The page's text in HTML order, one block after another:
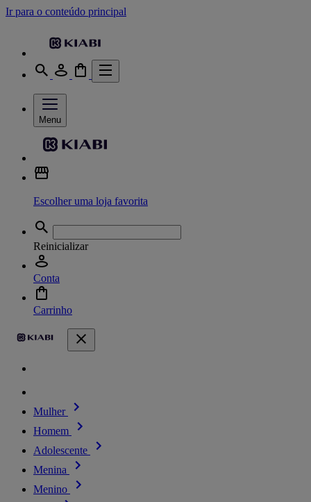
Ir para o conteúdo principal
Menu
Escolher uma loja favorita
Reinicializar
Conta
Carrinho
Mulher
Homem
Adolescente
Menina
Menino